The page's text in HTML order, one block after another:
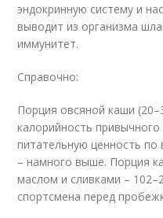
эндокринную систему и
выводит из организма
иммунитет.
Справочно:
Порция овсяной каши
калорийность привычного
питательную ценность
– намного выше. Порция
маслом и сливками –
спортсмена перед